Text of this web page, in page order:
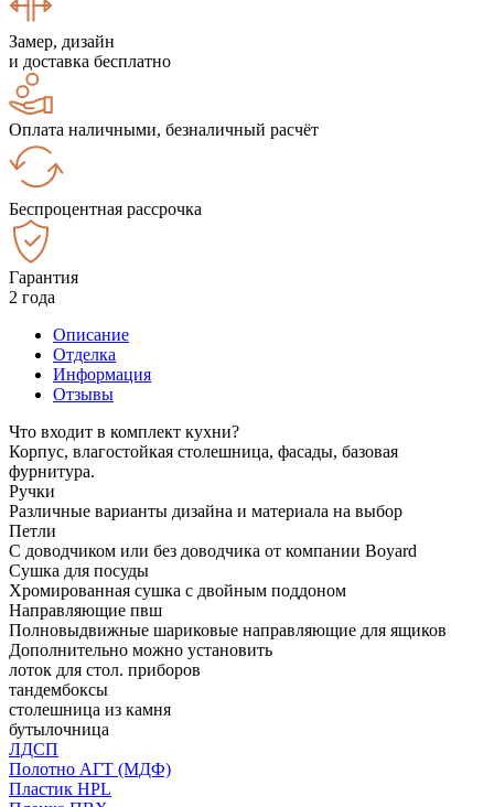
Замер, дизайн
и доставка бесплатно
Оплата наличными, безналичный расчёт
Беспроцентная рассрочка
Гарантия
2 года
Описание
Отделка
Информация
Отзывы
Что входит в комплект кухни?
Корпус, влагостойкая столешница, фасады, базовая
фурнитура.
Ручки
Различные варианты дизайна и материала на выбор
Петли
С доводчиком или без доводчика от компании Boyard
Сушка для посуды
Хромированная сушка с двойным поддоном
Направляющие пвш
Полновыдвижные шариковые направляющие для ящиков
Дополнительно можно установить
лоток для стол. приборов
тандембоксы
столешница из камня
бутылочница
ЛДСП
Полотно АГТ (МДФ)
Пластик HPL